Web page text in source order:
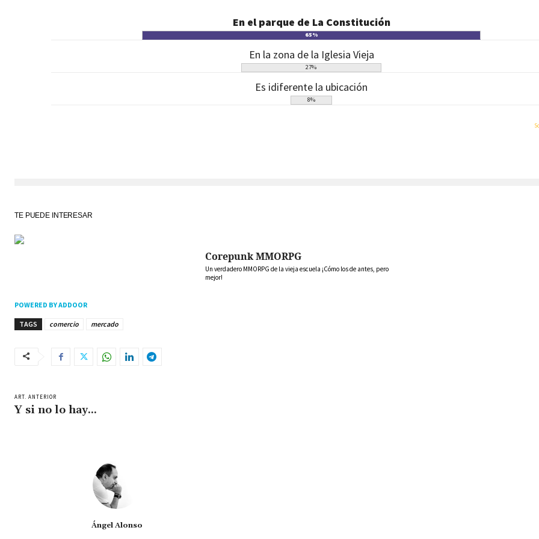
En el parque de La Constitución
65%
En la zona de la Iglesia Vieja
27%
Es idiferente la ubicación
8%
TE PUEDE INTERESAR
Corepunk MMORPG
Un verdadero MMORPG de la vieja escuela ¡Cómo los de antes, pero
mejor!
POWERED BY ADDOOR
TAGS comercio mercado
ART. ANTERIOR
Y si no lo hay…
Ángel Alonso